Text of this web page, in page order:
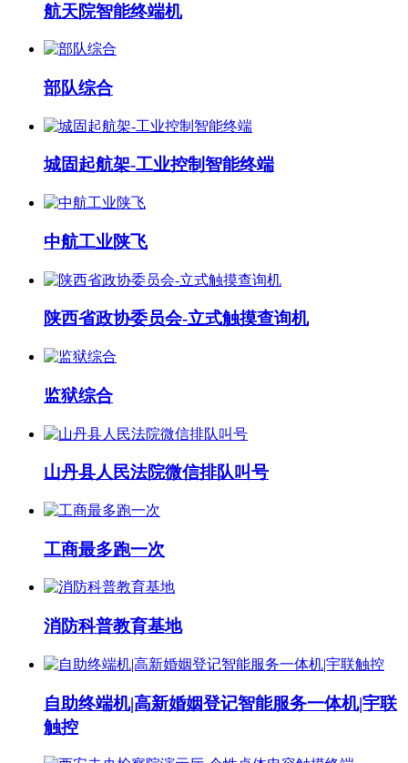
航天院智能终端机
部队综合
城固起航架-工业控制智能终端
中航工业陕飞
陕西省政协委员会-立式触摸查询机
监狱综合
山丹县人民法院微信排队叫号
工商最多跑一次
消防科普教育基地
自助终端机|高新婚姻登记智能服务一体机|宇联
触控